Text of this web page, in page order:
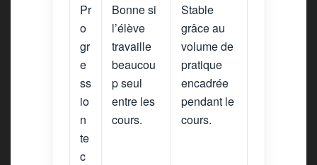
Pr
o
gr
e
ss
io
n
te
c
Bonne si
l’élève
travaille
beaucou
p seul
entre les
cours.
Stable
grâce au
volume de
pratique
encadrée
pendant le
cours.